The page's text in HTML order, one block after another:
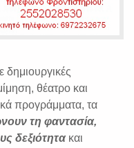
δημιουργικές
θέατρο και
προγράμματα, τα
τη φαντασία,
δεξιότητακαι